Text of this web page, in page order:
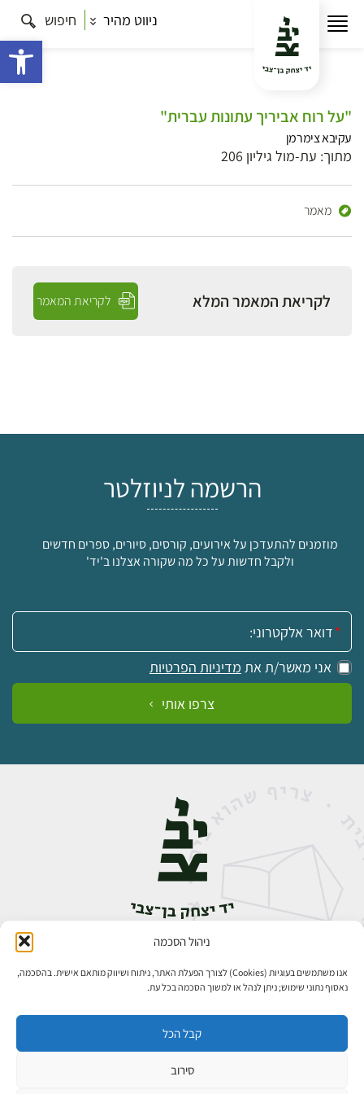
ניהול הסכמה
אנו משתמשים בעוגיות (Cookies) לצורך הפעלת האתר, ניתוח ושיווק מותאם אישית. בהסכמה,
נאסוף נתוני שימוש; ניתן לנהל או למשוך הסכמה בכל עת.
קבל הכל
סירוב
ניווט מהיר חיפוש
"על רוח אביריך עתונות עברית"
עקיבא צימרמן
מתוך: עת-מול גיליון 206
מאמר
לקריאת המאמר המלא לקריאת המאמר
הרשמה לניוזלטר
מוזמנים להתעדכן על אירועים, קורסים, סיורים, ספרים חדשים
ולקבל חדשות על כל מה שקורה אצלנו ב'יד'
אימייל:
אני מאשר/ת את מדיניות הפרטיות
צרפו אותי
אבן גבירול 14, רחביה, ירושלים